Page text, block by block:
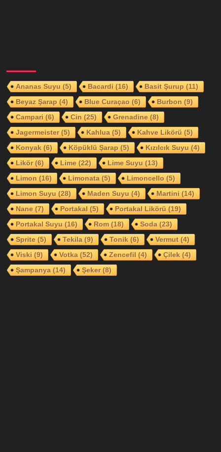
Ananas Suyu(5) Bacardi(16) Basit Şurup(11)
Beyaz Şarap(4) Blue Curaçao(6) Burbon(9)
Campari(6) Cin(25) Grenadine(8)
Jagermeister(5) Kahlua(5) Kahve Likörü(5)
Konyak(6) Köpüklü Şarap(5) Kızılcık Suyu(4)
Likör(6) Lime(22) Lime Suyu(13)
Limon(16) Limonata(5) Limoncello(5)
Limon Suyu(28) Maden Suyu(4) Martini(14)
Nane(7) Portakal(5) Portakal Likörü(19)
Portakal Suyu(16) Rom(18) Soda(23)
Sprite(5) Tekila(9) Tonik(6) Vermut(4)
Viski(9) Votka(52) Zencefil(4) Çilek(4)
Şampanya(14) Şeker(8)